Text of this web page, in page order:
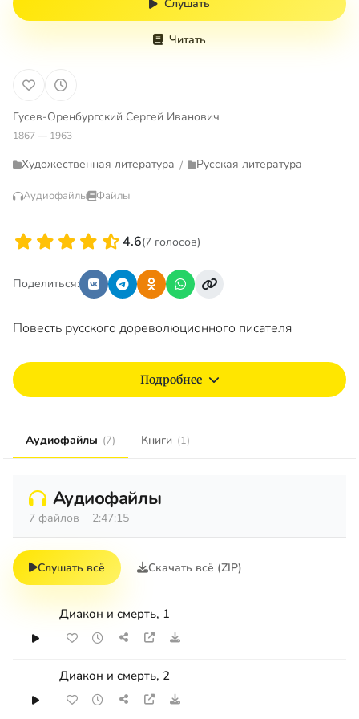
Слушать
Читать
Гусев-Оренбургский Сергей Иванович
1867 — 1963
Художественная литература / Русская литература
Аудиофайлы Файлы
4.6(7 голосов)
Поделиться:
Повесть русского дореволюционного писателя
Подробнее
Аудиофайлы (7) Книги (1)
Аудиофайлы
7 файлов 2:47:15
Слушать всё Скачать всё (ZIP)
Диакон и смерть, 1
Диакон и смерть, 2